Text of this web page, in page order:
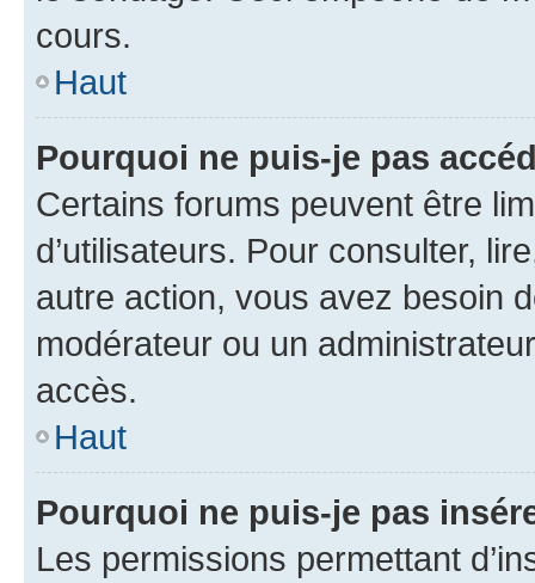
cours.
Haut
Pourquoi ne puis-je pas
Certains forums peuvent être
d’utilisateurs. Pour consulter,
autre action, vous avez besoin
modérateur ou un
accès.
Haut
Pourquoi ne puis-je pas
Les permissions permettant